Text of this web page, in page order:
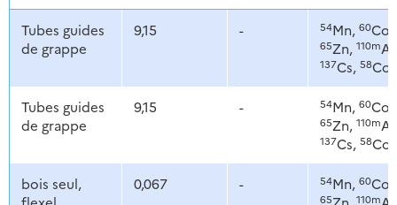
Tubes guides
de grappe
9,15 - 54Mn, 60Co,
65Zn, 110m
137Cs, 58Co
Tubes guides
de grappe
9,15 - 54Mn, 60Co,
65Zn, 110m
137Cs, 58Co
bois seul,
0,067 - 54Mn, 60Co,
65 110m